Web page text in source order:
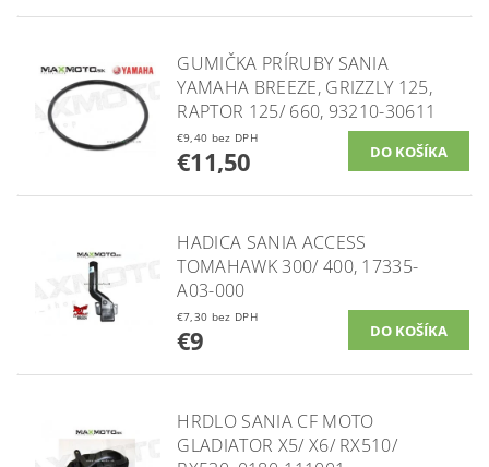
GUMIČKA PRÍRUBY SANIA
YAMAHA BREEZE, GRIZZLY 125,
RAPTOR 125/ 660, 93210-30611
€9,40 bez DPH
€11,50
HADICA SANIA ACCESS
TOMAHAWK 300/ 400, 17335-
A03-000
€7,30 bez DPH
€9
HRDLO SANIA CF MOTO
GLADIATOR X5/ X6/ RX510/